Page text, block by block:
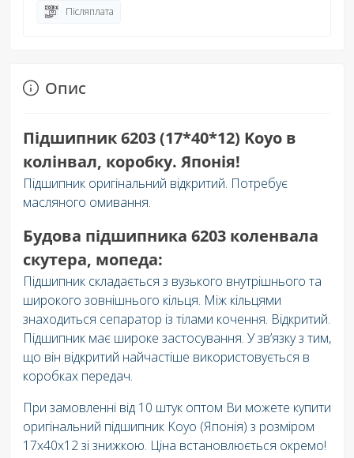
Післяплата
Опис
Підшипник 6203 (17*40*12) Koyo в
колінвал, коробку. Японія!
Підшипник оригінальний відкритий. Потребує
масляного омивання.
Будова підшипника 6203 коленвала
скутера, мопеда:
Підшипник складається з вузького внутрішнього та
широкого зовнішнього кільця. Між кільцями
знаходиться сепаратор із тілами кочення. Відкритий.
Підшипник має широке застосування. У зв’язку з тим,
що він відкритий найчастіше використовується в
коробках передач.
При замовленні від 10 штук оптом Ви можете купити
оригінальний підшипник Koyo (Японія) з розміром
17х40х12 зі знижкою. Ціна встановлюється окремо!